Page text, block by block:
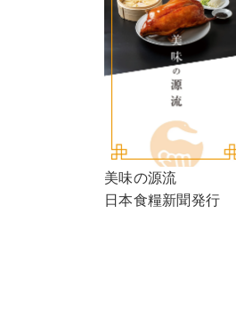
美味の源流
日本食糧新聞発行